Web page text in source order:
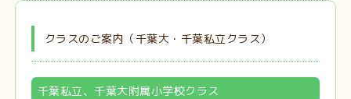
クラスのご案内（千葉大・千葉私立クラス）
千葉私立、千葉大附属小学校クラス